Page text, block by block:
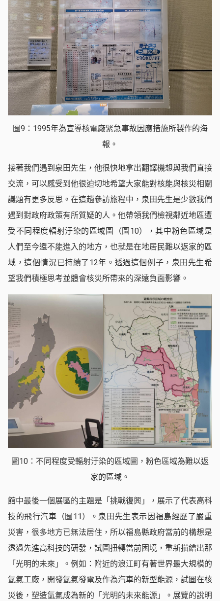
圖9：1995年為宣導核電廠緊急事故因應措施所製作的海
報。
接著我們遇到泉田先生，他很快地拿出翻譯機想與我們直接
交流，可以感受到他很迫切地希望大家能對核能與核災相關
議題有更多反思。在這趟參訪旅程中，泉田先生是少數我們
遇到對政府政策有所質疑的人。他帶領我們檢視鄰近地區遭
受不同程度輻射汙染的區域圖（圖10），其中粉色區域是
人們至今還不能進入的地方，也就是在地居民難以返家的區
域，這個情況已持續了12年。透過這個例子，泉田先生希
望我們積極思考並體會核災所帶來的深遠負面影響。
圖10：不同程度受輻射汙染的區域圖，粉色區域為難以返
家的區域。
館中最後一個展區的主題是「挑戰復興」，展示了代表高科
技的飛行汽車（圖11）。泉田先生表示因福島經歷了嚴重
災害，很多地方已無法居住，所以福島縣政府當前的構想是
透過先進高科技的研發，試圖扭轉當前困境，重新描繪出那
「光明的未來」。例如：附近的浪江町有著世界最大規模的
氫氣工廠，開發氫氣發電及作為汽車的新型能源，試圖在核
災後，塑造氫氣成為新的「光明的未來能源」。展覽的說明